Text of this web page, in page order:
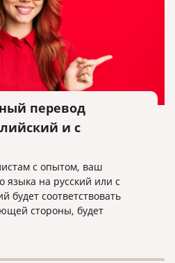
перевод
и с
с опытом, ваш
языка на русский или с
будет соответствовать
стороны, будет